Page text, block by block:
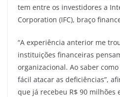
tem entre os investidores a
Corporation (IFC), braço
“A experiência anterior me
instituições financeiras
organizacional. Ao saber
fácil atacar as deficiências”,
que já recebeu R$ 90 milhões